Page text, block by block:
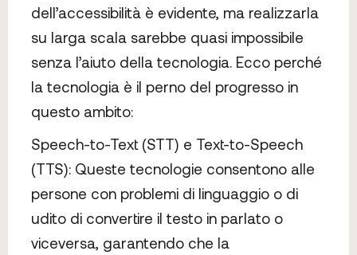
dell’accessibilità è evidente, ma realizzarla
su larga scala sarebbe quasi impossibile
senza l’aiuto della tecnologia. Ecco perché
la tecnologia è il perno del progresso in
questo ambito:
Speech-to-Text (STT) e Text-to-Speech
(TTS): Queste tecnologie consentono alle
persone con problemi di linguaggio o di
udito di convertire il testo in parlato o
viceversa, garantendo che la